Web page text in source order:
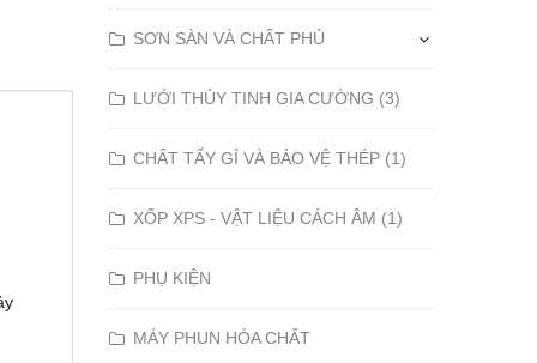
SƠN SÀN VÀ CHẤT PHỦ
LƯỚI THỦY TINH GIA CƯỜNG (3)
CHẤT TẨY GỈ VÀ BẢO VỆ THÉP (1)
XỐP XPS - VẬT LIỆU CÁCH ÂM (1)
PHỤ KIỆN
MÁY PHUN HÓA CHẤT